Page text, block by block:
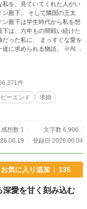
は、六年もの間戦い続けた
、時代考証の資料収集 ※ア
期
ださい。
件
ーエンド
求婚
感想数 1
文字数 6,906
登録日 2026.06.04
お気に入り追加 135
深愛を甘く刻み込む